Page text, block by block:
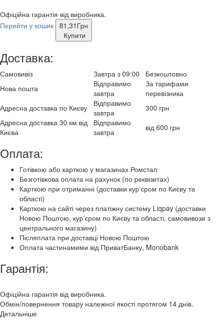
Офіційна гарантія від виробника.
Перейти у кошик 81,31 Грн
Купити
Доставка:
Самовивіз Завтра з 09:00
Безкоштовно
Нова пошта
Відправимо
завтра
За тарифами
перевізника
Адресна доставка по Києву
Відправимо
завтра
300 грн
Адресна доставка 30 км від
Києва
Відправимо
завтра
від 600 грн
Оплата:
Готівкою або карткою у магазинах Ромстал
Безготівкова оплата на рахунок (по реквізитах)
Карткою при отриманні (доставки курʼєром по Києву та
області)
Карткою на сайті через платіжну систему Liqpay (доставки
Новою Поштою, курʼєром по Києву та області, самовивози з
центрального магазину)
Післяплата при доставці Новою Поштою
Оплата частинамими від ПриватБанку, Monobank
Гарантія:
Офіційна гарантія від виробника.
Обмін/повернення товару належної якості протягом 14 днів.
Детальніше